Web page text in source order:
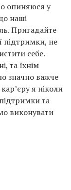
опиняюся у
наші
Пригадайте
підтримки, не
себе.
та їхнім
значно важче
я ніколи
та
виконувати